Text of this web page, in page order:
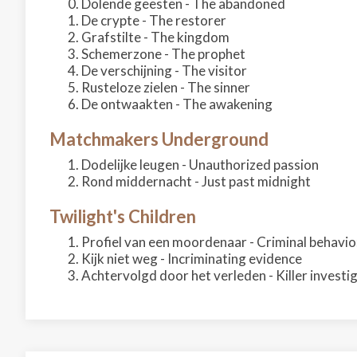
Dolende geesten - The abandoned
De crypte - The restorer
Grafstilte - The kingdom
Schemerzone - The prophet
De verschijning - The visitor
Rusteloze zielen - The sinner
De ontwaakten - The awakening
Matchmakers Underground
Dodelijke leugen - Unauthorized passion
Rond middernacht - Just past midnight
Twilight's Children
Profiel van een moordenaar - Criminal
Kijk niet weg - Incriminating evidence
Achtervolgd door het verleden - Killer